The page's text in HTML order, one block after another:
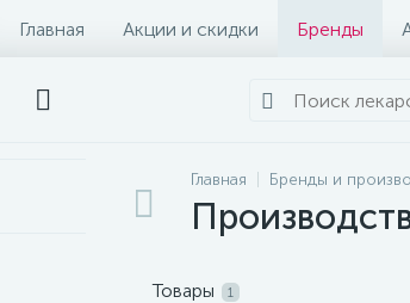
Главная Акции и скидки Бренды
Главная Бренды и
Товары 1